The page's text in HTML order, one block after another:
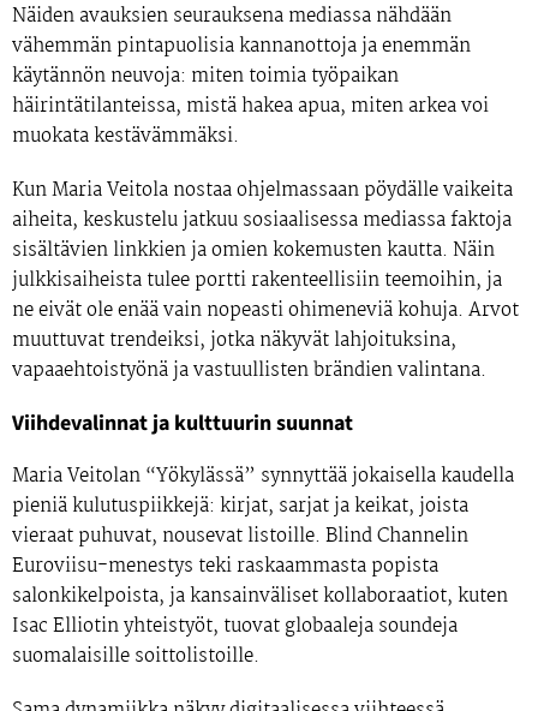
Näiden avauksien seurauksena mediassa nähdään
vähemmän pintapuolisia kannanottoja ja enemmän
käytännön neuvoja: miten toimia työpaikan
häirintätilanteissa, mistä hakea apua, miten arkea voi
muokata kestävämmäksi.
Kun Maria Veitola nostaa ohjelmassaan pöydälle vaikeita
aiheita, keskustelu jatkuu sosiaalisessa mediassa faktoja
sisältävien linkkien ja omien kokemusten kautta. Näin
julkkisaiheista tulee portti rakenteellisiin teemoihin, ja
ne eivät ole enää vain nopeasti ohimeneviä kohuja. Arvot
muuttuvat trendeiksi, jotka näkyvät lahjoituksina,
vapaaehtoistyönä ja vastuullisten brändien valintana.
Viihdevalinnat ja kulttuurin suunnat
Maria Veitolan “Yökylässä” synnyttää jokaisella kaudella
pieniä kulutuspiikkejä: kirjat, sarjat ja keikat, joista
vieraat puhuvat, nousevat listoille. Blind Channelin
Euroviisu-menestys teki raskaammasta popista
salonkikelpoista, ja kansainväliset kollaboraatiot, kuten
Isac Elliotin yhteistyöt, tuovat globaaleja soundeja
suomalaisille soittolistoille.